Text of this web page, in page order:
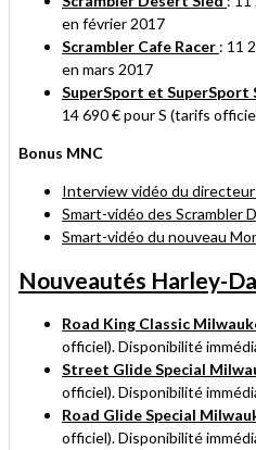
en février 2017
Scrambler Cafe Racer : 11
en mars 2017
SuperSport et SuperSport
14 690 € pour S (tarifs
Bonus MNC
Interview vidéo du
Smart-vidéo des Scrambler
Smart-vidéo du nouveau
Nouveautés Harley-
Road King Classic
officiel). Disponibilité
Street Glide Special
officiel). Disponibilité
Road Glide Special
officiel). Disponibilité